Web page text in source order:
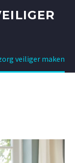
veiliger maken